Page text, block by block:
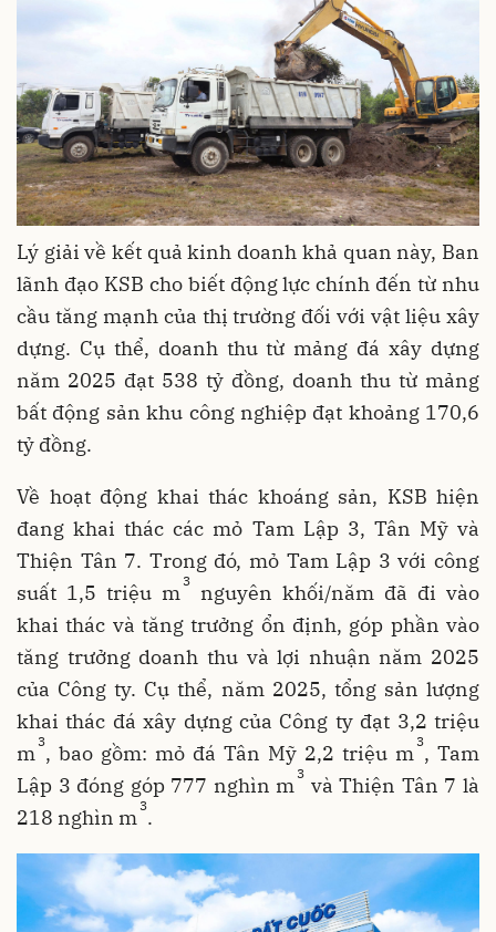
Lý giải về kết quả kinh doanh khả quan này, Ban
lãnh đạo KSB cho biết động lực chính đến từ nhu
cầu tăng mạnh của thị trường đối với vật liệu xây
dựng. Cụ thể, doanh thu từ mảng đá xây dựng
năm 2025 đạt 538 tỷ đồng, doanh thu từ mảng
bất động sản khu công nghiệp đạt khoảng 170,6
tỷ đồng.
Về hoạt động khai thác khoáng sản, KSB hiện
đang khai thác các mỏ Tam Lập 3, Tân Mỹ và
Thiện Tân 7. Trong đó, mỏ Tam Lập 3 với công
suất 1,5 triệu m3
nguyên khối/năm đã đi vào
khai thác và tăng trưởng ổn định, góp phần vào
tăng trưởng doanh thu và lợi nhuận năm 2025
của Công ty. Cụ thể, năm 2025, tổng sản lượng
khai thác đá xây dựng của Công ty đạt 3,2 triệu
m3, bao gồm: mỏ đá Tân Mỹ 2,2 triệu m3, Tam
Lập 3 đóng góp 777 nghìn m3 và Thiện Tân 7 là
218 nghìn m3.